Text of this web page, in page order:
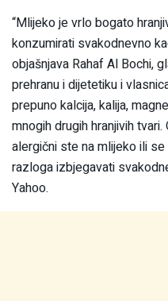
“Mlijeko je vrlo bogato
konzumirati svakodnevno
objašnjava Rahaf Al Bochi,
prehranu i dijetetiku i
prepuno kalcija, kalija,
mnogih drugih hranjivih
alergični ste na mlijeko ili
razloga izbjegavati
Yahoo.